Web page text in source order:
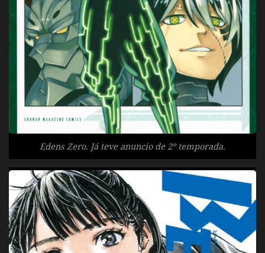
Edens Zero. Já teve anuncio de 2º temporada.